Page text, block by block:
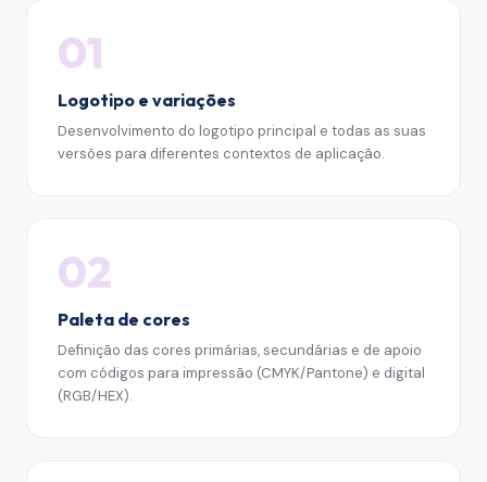
01
Logotipo e variações
Desenvolvimento do logotipo principal e todas as suas
versões para diferentes contextos de aplicação.
02
Paleta de cores
Definição das cores primárias, secundárias e de apoio
com códigos para impressão (CMYK/Pantone) e digital
(RGB/HEX).